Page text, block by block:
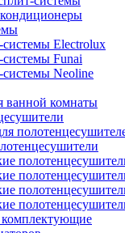
Electrolux
Funai
Neoline
ванной комнаты
комплектующие